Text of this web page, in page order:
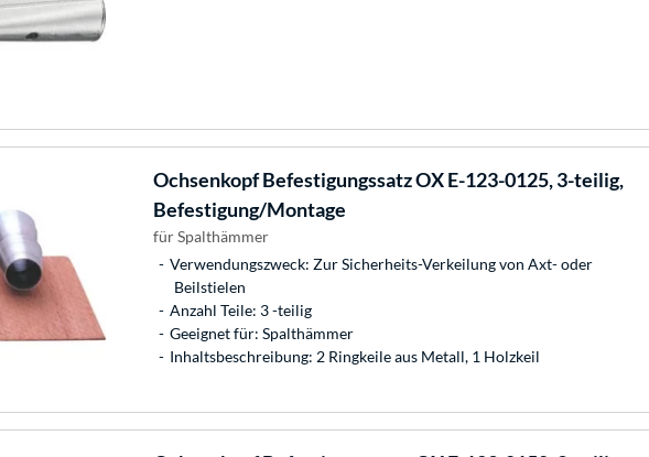
OchsenkopfBefestigungssatz OX E-123-0125, 3-teilig,
Befestigung/Montage
für Spalthämmer
Verwendungszweck: Zur Sicherheits-Verkeilung von Axt- oder
Beilstielen
Anzahl Teile: 3 -teilig
Geeignet für: Spalthämmer
Inhaltsbeschreibung: 2 Ringkeile aus Metall, 1 Holzkeil